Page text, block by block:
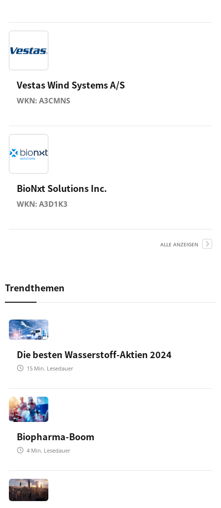
Vestas Wind Systems A/S
WKN: A3CMNS
BioNxt Solutions Inc.
WKN: A3D1K3
ALLE ANZEIGEN
Trendthemen
Die besten Wasserstoff-Aktien 2024
15 Min. Lesedauer
Biopharma-Boom
4 Min. Lesedauer